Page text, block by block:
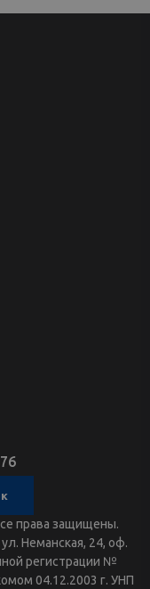
права защищены.
Неманская, 24, оф.
регистрации №
04.12.2003 г. УНП